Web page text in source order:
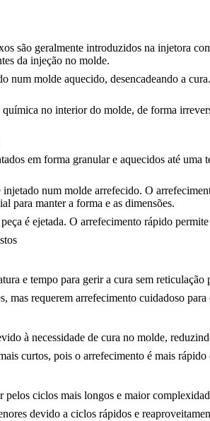
são geralmente introduzidos na injetora
da injeção no molde.
num molde aquecido, desencadeando a
no interior do molde, de forma
em forma granular e aquecidos até
num molde arrefecido. O
para manter a forma e as dimensões.
é ejetada. O arrefecimento rápido
e tempo para gerir a cura sem reticulação
mas requerem arrefecimento cuidadoso
à necessidade de cura no molde,
curtos, pois o arrefecimento é mais
pelos ciclos mais longos e maior
devido a ciclos rápidos e